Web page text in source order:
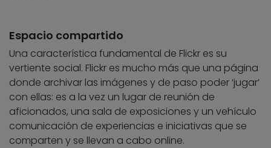
Espacio compartido
Una característica fundamental de Flickr es su
vertiente social. Flickr es mucho más que una página
donde archivar las imágenes y de paso poder ‘jugar’
con ellas: es a la vez un lugar de reunión de
aficionados, una sala de exposiciones y un vehículo
comunicación de experiencias e iniciativas que se
comparten y se llevan a cabo online.